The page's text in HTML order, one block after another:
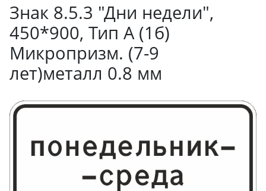
Знак 8.5.3 "Дни недели",
450*900, Тип А (1б)
Микропризм. (7-9
лет)металл 0.8 мм